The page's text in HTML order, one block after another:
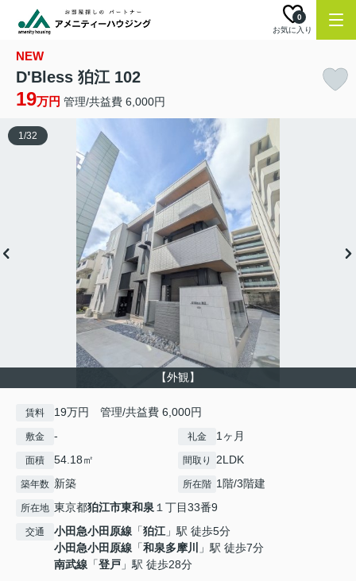
お気に入り
0
NEW
D'Bless 狛江 102
19万円 管理/共益費 6,000円
【外観】
1/32
賃料 19万円 管理/共益費 6,000円
敷金 - 礼金 1ヶ月
面積 54.18㎡ 間取り 2LDK
築年数 新築 所在階 1階/3階建
所在地 東京都狛江市東和泉１丁目33番9
交通 小田急小田原線 「狛江」駅 徒歩5分
小田急小田原線 「和泉多摩川
」駅 徒歩7分
南武線 「登戸 」駅 徒歩28分